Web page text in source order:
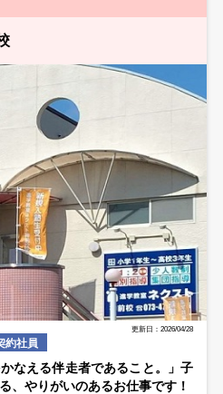
更新日：2026/04/28
約社員
なえる伴走者であること。」子
、やりがいのあるお仕事です！